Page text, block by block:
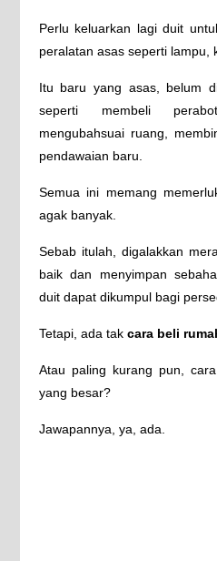
Perlu keluarkan lagi duit
peralatan asas seperti lampu,
Itu baru yang asas, belum
seperti membeli
mengubahsuai ruang,
pendawaian baru.
Semua ini memang
agak banyak.
Sebab itulah, digalakkan
baik dan menyimpan
duit dapat dikumpul bagi
Tetapi, ada tak cara beli
Atau paling kurang pun,
yang besar?
Jawapannya, ya, ada.